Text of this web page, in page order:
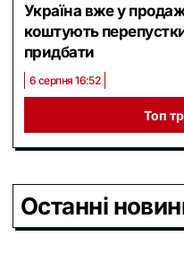
Україна вже у
коштують
придбати
6 серпня 16:52
Топ
Останні